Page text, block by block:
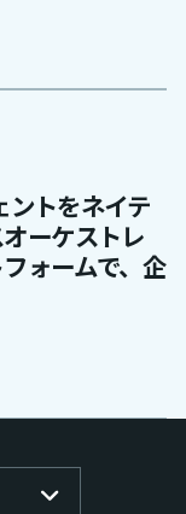
トをネイテ
ーケストレ
ォームで、企